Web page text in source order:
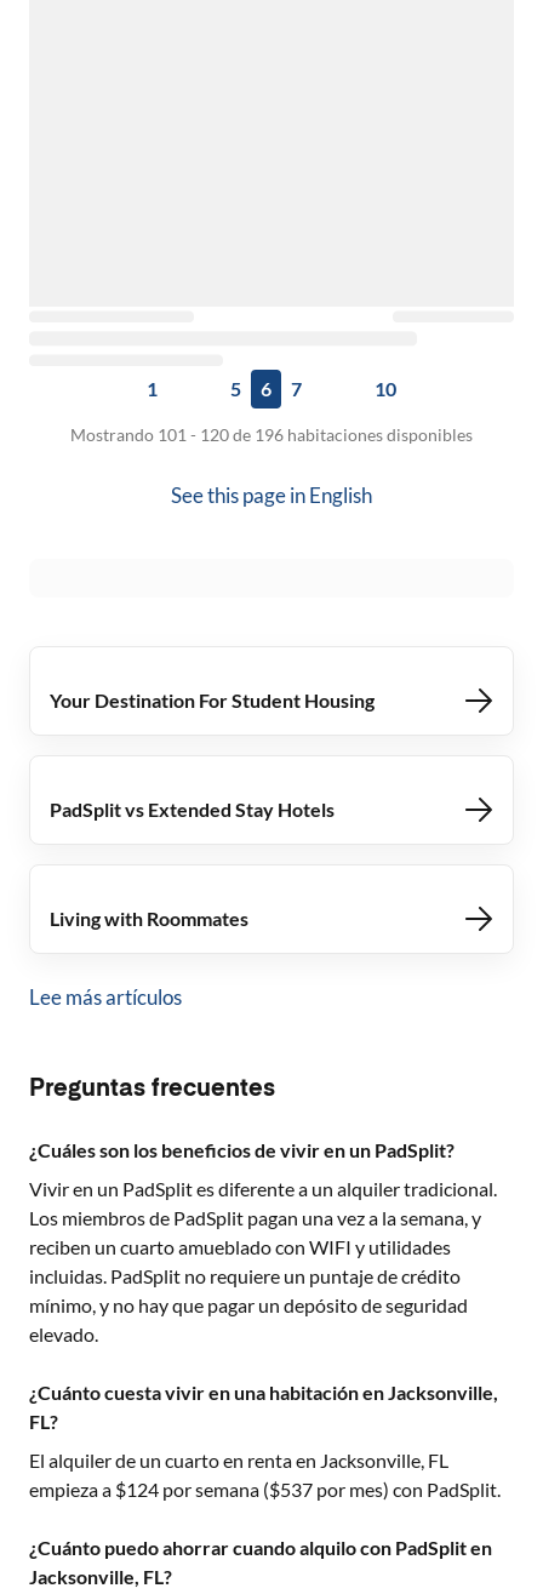
1 5 6 7 10
Mostrando 101 - 120 de 196 habitaciones disponibles
See this page inEnglish
Your Destination For Student Housing
PadSplit vs Extended Stay Hotels
Living with Roommates
Lee más artículos
Preguntas frecuentes
¿Cuáles son los beneficios de vivir en un PadSplit?
Vivir en un PadSplit es diferente a un alquiler tradicional.
Los miembros de PadSplit pagan una vez a la semana, y
reciben un cuarto amueblado con WIFI y utilidades
incluidas. PadSplit no requiere un puntaje de crédito
mínimo, y no hay que pagar un depósito de seguridad
elevado.
¿Cuánto cuesta vivir en una habitación en Jacksonville,
FL?
El alquiler de un cuarto en renta en Jacksonville, FL
empieza a $124 por semana ($537 por mes) con PadSplit.
¿Cuánto puedo ahorrar cuando alquilo con PadSplit en
Jacksonville, FL?